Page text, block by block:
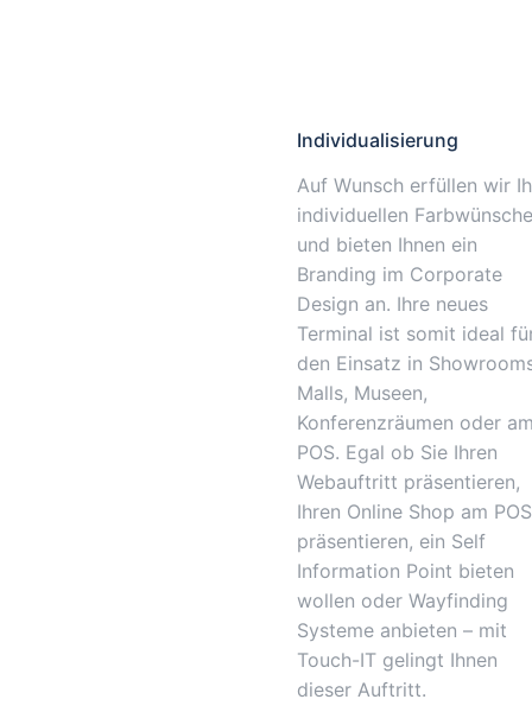
Individualisierung
Auf Wunsch erfüllen wir
individuellen Farbwünsche
und bieten Ihnen ein
Branding im Corporate
Design an. Ihre neues
Terminal ist somit ideal
den Einsatz in
Malls, Museen,
Konferenzräumen oder
POS. Egal ob Sie Ihren
Webauftritt präsentieren,
Ihren Online Shop am POS
präsentieren, ein Self
Information Point bieten
wollen oder Wayfinding
Systeme anbieten – mit
Touch-IT gelingt Ihnen
dieser Auftritt.